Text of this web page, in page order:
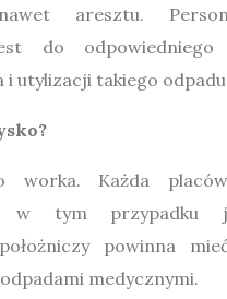
aresztu.
do odpowiedniego
i utylizacji takiego
worka. Każda
w tym przypadku
powinna
medycznymi.